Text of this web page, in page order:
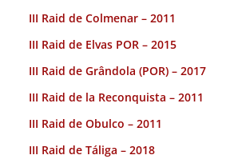
III Raid de Colmenar – 2011
III Raid de Elvas POR – 2015
III Raid de Grândola (POR) – 2017
III Raid de la Reconquista – 2011
III Raid de Obulco – 2011
III Raid de Táliga – 2018